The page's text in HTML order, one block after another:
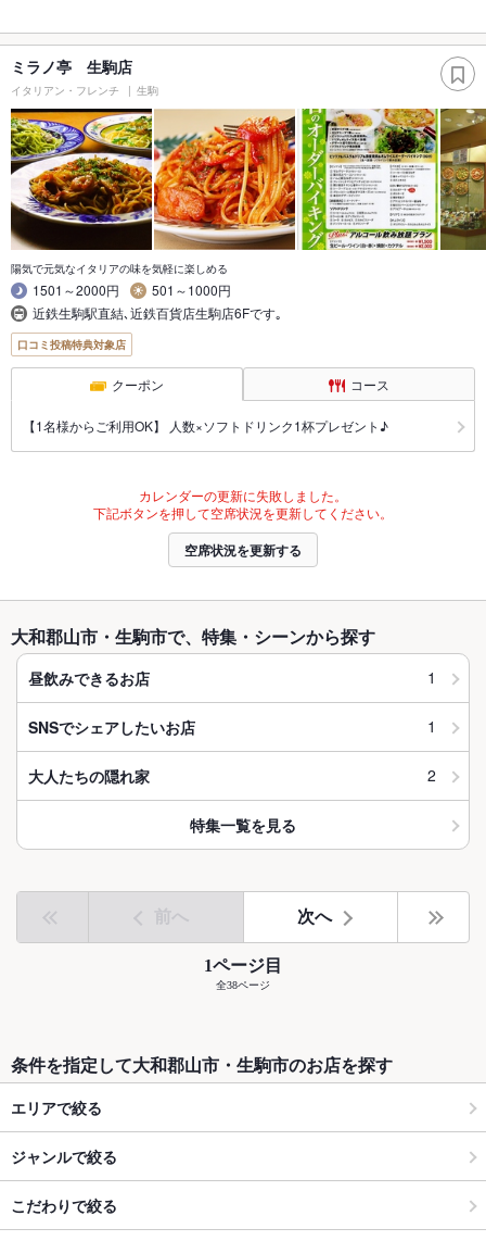
ミラノ亭 生駒店
イタリアン・フレンチ 生駒
陽気で元気なイタリアの味を気軽に楽しめる
1501～2000円
501～1000円
近鉄生駒駅直結､近鉄百貨店生駒店6Fです｡
口コミ投稿特典対象店
クーポン コース
【1名様からご利用OK】 人数×ソフトドリンク1杯プレゼント♪
カレンダーの更新に失敗しました。
下記ボタンを押して空席状況を更新してください。
空席状況を更新する
大和郡山市・生駒市で、特集・シーンから探す
昼飲みできるお店 1
SNSでシェアしたいお店 1
大人たちの隠れ家 2
特集一覧を見る
前へ 次へ
1ページ目
全38ページ
条件を指定して大和郡山市・生駒市のお店を探す
エリアで絞る
ジャンルで絞る
こだわりで絞る